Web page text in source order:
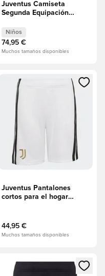
Juventus Camiseta
Segunda Equipación
Niños
74,95 €
Muchos tamaños disponibles
o registrarse como
Abre un modal para iniciar
Juventus Pantalones
cortos para el hogar
44,95 €
Muchos tamaños disponibles
o registrarse como
Abre un modal para iniciar